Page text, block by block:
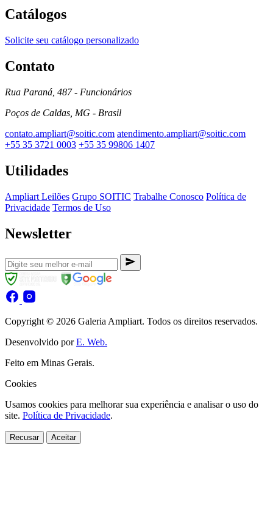
Catálogos
Solicite seu catálogo personalizado
Contato
Rua Paraná, 487 - Funcionários
Poços de Caldas, MG - Brasil
contato.ampliart@soitic.com atendimento.ampliart@soitic.com
+55 35 3721 0003 +55 35 99806 1407
Utilidades
Ampliart Leilões Grupo SOITIC Trabalhe Conosco Política de
Privacidade Termos de Uso
Newsletter
Copyright © 2026 Galeria Ampliart. Todos os direitos reservados.
Desenvolvido porE. Web.
Feito em Minas Gerais.
Cookies
Usamos cookies para melhorar sua experiência e analisar o uso do
site. Política de Privacidade.
Recusar Aceitar